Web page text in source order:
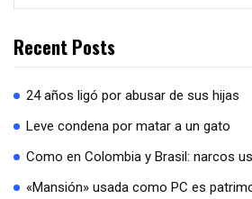
Recent Posts
24 años ligó por abusar de sus hijas
Leve condena por matar a un gato
Como en Colombia y Brasil: narcos
«Mansión» usada como PC es